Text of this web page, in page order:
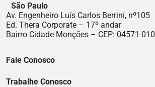
São Paulo
Av. Engenheiro Luís Carlos Berrini, nº105
Ed. Thera Corporate – 17º andar
Bairro Cidade Monções – CEP: 04571-010
Fale Conosco
Trabalhe Conosco